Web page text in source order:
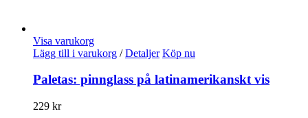
Visa varukorg
Lägg till i varukorg / Detaljer Köp nu
Paletas: pinnglass på latinamerikanskt vis
229 kr